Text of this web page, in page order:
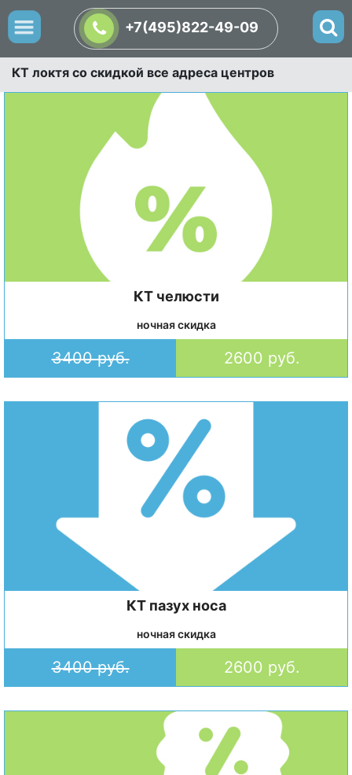
+7(495)822-49-09
КТ локтя со скидкой все адреса центров
КТ челюсти
ночная скидка
3400 руб. 2600 руб.
КТ пазух носа
ночная скидка
3400 руб. 2600 руб.